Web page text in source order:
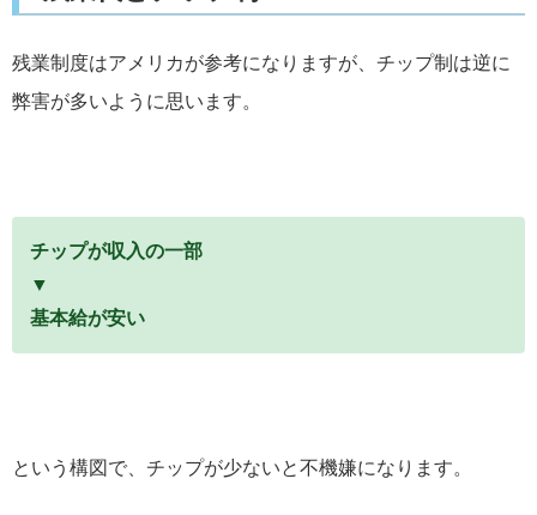
残業制度はアメリカが参考になりますが、チップ制は逆に
弊害が多いように思います。
チップが収入の一部
▼
基本給が安い
という構図で、チップが少ないと不機嫌になります。